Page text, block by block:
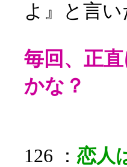
よ』と言
毎回、正
かな？
126 ： 恋人